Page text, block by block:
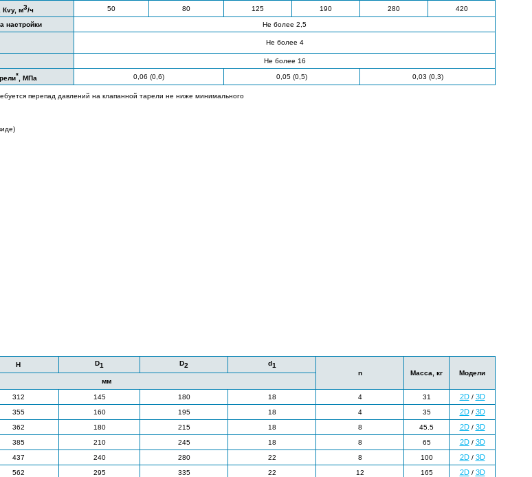
Кvy, м3/ч 50 80 125 190 280 420
настройки
Не более 2,5
Не более 4
Не более 16
*, МПа 0,06 (0,6) 0,05 (0,5) 0,03 (0,3)
перепад давлений на клапанной тарели не ниже минимального
H D1 D2 d1
n
Масса, кг
Модели
мм
312 145 180 18 4 31 2D/ 3D
355 160 195 18 4 35 2D/ 3D
362 180 215 18 8 45.5 2D/ 3D
385 210 245 18 8 65 2D/ 3D
437 240 280 22 8 100 2D/ 3D
562 295 335 22 12 165 2D/ 3D